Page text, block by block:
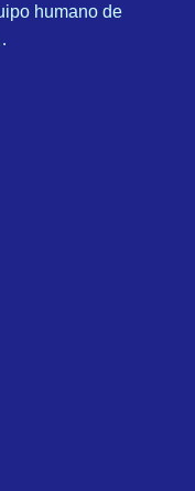
humano de